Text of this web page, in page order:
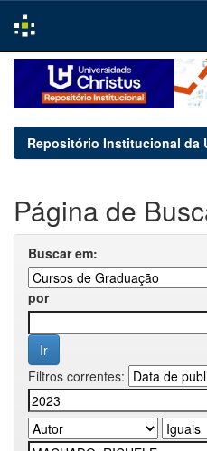
navigation
Repositório Institucional da
Página de
Buscar em:
por
Filtros correntes: